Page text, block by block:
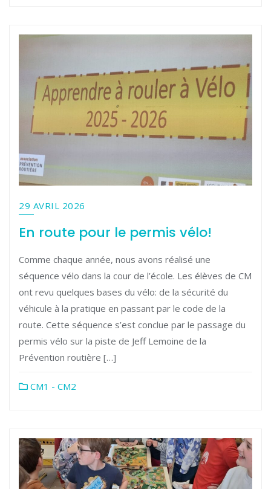
29 AVRIL 2026
En route pour le permis vélo!
Comme chaque année, nous avons réalisé une
séquence vélo dans la cour de l’école. Les élèves de CM
ont revu quelques bases du vélo: de la sécurité du
véhicule à la pratique en passant par le code de la
route. Cette séquence s’est conclue par le passage du
permis vélo sur la piste de Jeff Lemoine de la
Prévention routière […]
CM1 - CM2